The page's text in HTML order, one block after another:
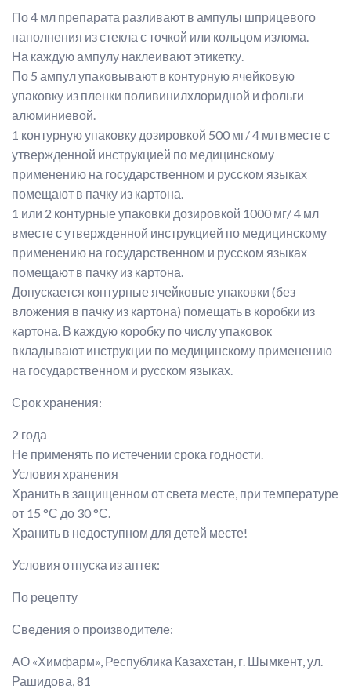
По 4 мл препарата разливают в ампулы шприцевого
наполнения из стекла с точкой или кольцом излома.
На каждую ампулу наклеивают этикетку.
По 5 ампул упаковывают в контурную ячейковую
упаковку из пленки поливинилхлоридной и фольги
алюминиевой.
1 контурную упаковку дозировкой 500 мг/ 4 мл вместе с
утвержденной инструкцией по медицинскому
применению на государственном и русском языках
помещают в пачку из картона.
1 или 2 контурные упаковки дозировкой 1000 мг/ 4 мл
вместе с утвержденной инструкцией по медицинскому
применению на государственном и русском языках
помещают в пачку из картона.
Допускается контурные ячейковые упаковки (без
вложения в пачку из картона) помещать в коробки из
картона. В каждую коробку по числу упаковок
вкладывают инструкции по медицинскому применению
на государственном и русском языках.
Срок хранения:
2 года
Не применять по истечении срока годности.
Условия хранения
Хранить в защищенном от света месте, при температуре
от 15 °С до 30 °С.
Хранить в недоступном для детей месте!
Условия отпуска из аптек:
По рецепту
Сведения о производителе:
АО «Химфарм», Республика Казахстан, г. Шымкент, ул.
Рашидова, 81